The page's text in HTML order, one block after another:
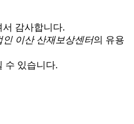
감사합니다.
인 이산 산재보상센터의 유용
수 있습니다.